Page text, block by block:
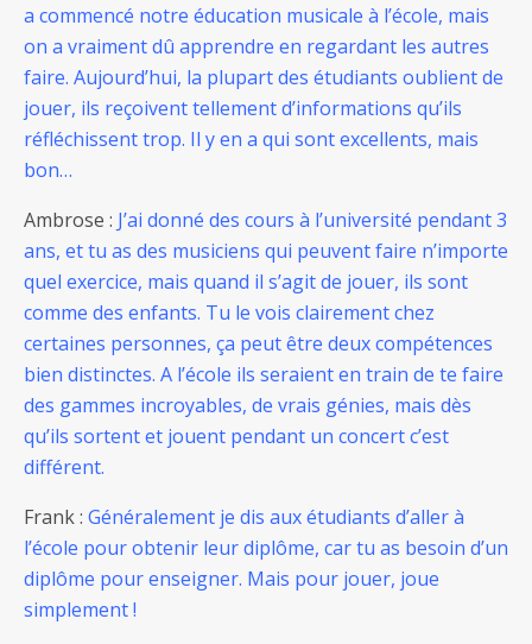
a commencé notre éducation musicale à l’école, mais
on a vraiment dû apprendre en regardant les autres
faire. Aujourd’hui, la plupart des étudiants oublient de
jouer, ils reçoivent tellement d’informations qu’ils
réfléchissent trop. Il y en a qui sont excellents, mais
bon…
Ambrose : J’ai donné des cours à l’université pendant 3
ans, et tu as des musiciens qui peuvent faire n’importe
quel exercice, mais quand il s’agit de jouer, ils sont
comme des enfants. Tu le vois clairement chez
certaines personnes, ça peut être deux compétences
bien distinctes. A l’école ils seraient en train de te faire
des gammes incroyables, de vrais génies, mais dès
qu’ils sortent et jouent pendant un concert c’est
différent.
Frank : Généralement je dis aux étudiants d’aller à
l’école pour obtenir leur diplôme, car tu as besoin d’un
diplôme pour enseigner. Mais pour jouer, joue
simplement !